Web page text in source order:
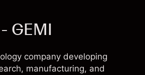
GEMI
company developing
manufacturing, and